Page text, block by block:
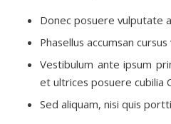
Donec posuere vulputate
Phasellus accumsan cursus
Vestibulum ante ipsum
et ultrices posuere cubilia
Sed aliquam, nisi quis